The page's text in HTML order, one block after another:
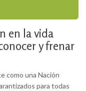
en la vida
y frenar
como una Nación
para todas